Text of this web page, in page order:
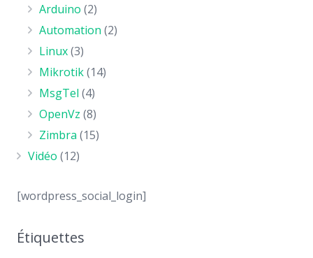
Arduino (2)
Automation (2)
Linux(3)
Mikrotik(14)
MsgTel (4)
OpenVz (8)
Zimbra (15)
Vidéo (12)
[wordpress_social_login]
Étiquettes